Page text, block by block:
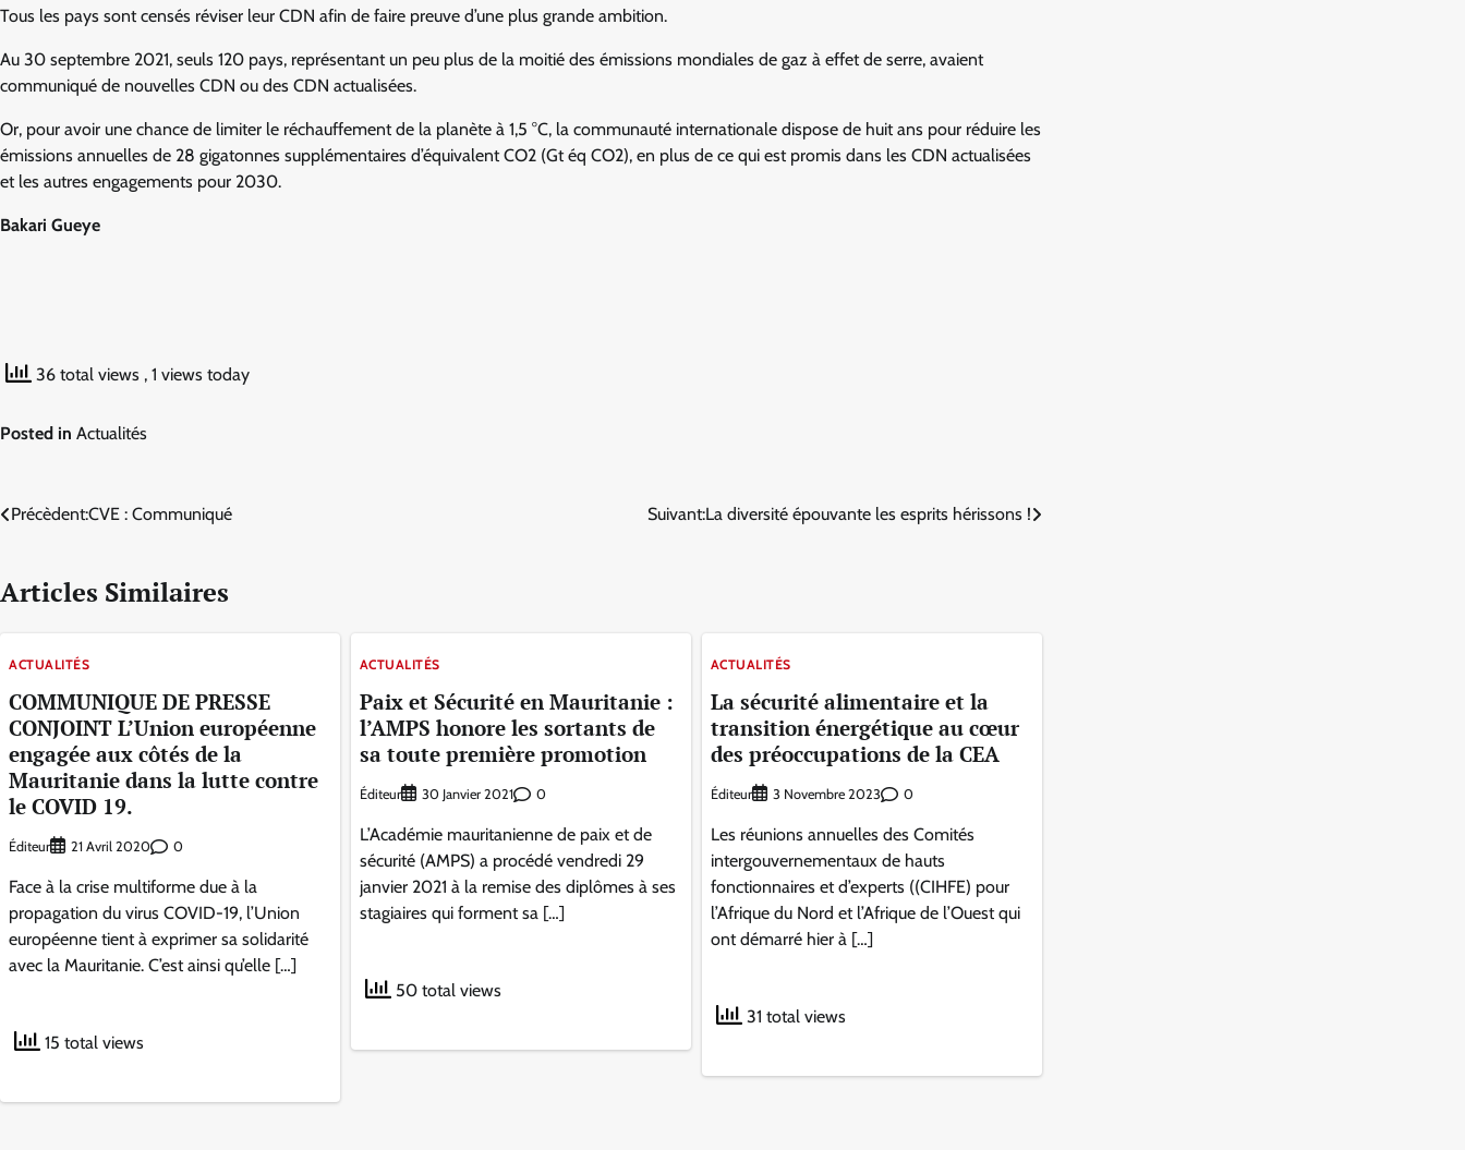
Tous les pays sont censés réviser leur CDN afin de faire preuve d’une plus grande ambition.
Au 30 septembre 2021, seuls 120 pays, représentant un peu plus de la moitié des émissions mondiales de gaz à effet de serre, avaient
communiqué de nouvelles CDN ou des CDN actualisées.
Or, pour avoir une chance de limiter le réchauffement de la planète à 1,5 °C, la communauté internationale dispose de huit ans pour réduire les
émissions annuelles de 28 gigatonnes supplémentaires d’équivalent CO2 (Gt éq CO2), en plus de ce qui est promis dans les CDN actualisées
et les autres engagements pour 2030.
Bakari Gueye
36 total views , 1 views today
Posted in Actualités
Navigation
l’article
Précèdent:CVE : Communiqué Suivant:La diversité épouvante les esprits hérissons !
Articles Similaires
ACTUALITÉS
COMMUNIQUE DE PRESSE
CONJOINT L’Union européenne
engagée aux côtés de la
Mauritanie dans la lutte contre
le COVID 19.
Éditeur 21 Avril 2020 0
Face à la crise multiforme due à la
propagation du virus COVID-19, l’Union
européenne tient à exprimer sa solidarité
avec la Mauritanie. C’est ainsi qu’elle […]
15 total views
ACTUALITÉS
Paix et Sécurité en Mauritanie :
l’AMPS honore les sortants de
sa toute première promotion
Éditeur 30 Janvier 2021 0
L’Académie mauritanienne de paix et de
sécurité (AMPS) a procédé vendredi 29
janvier 2021 à la remise des diplômes à ses
stagiaires qui forment sa […]
50 total views
ACTUALITÉS
La sécurité alimentaire et la
transition énergétique au cœur
des préoccupations de la CEA
Éditeur 3 Novembre 2023 0
Les réunions annuelles des Comités
intergouvernementaux de hauts
fonctionnaires et d’experts ((CIHFE) pour
l’Afrique du Nord et l’Afrique de l’Ouest qui
ont démarré hier à […]
31 total views